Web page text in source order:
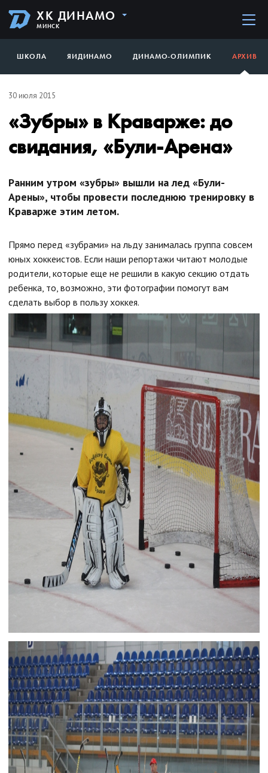
ХК ДИНАМО
МИНСК
ШКОЛА ЯИДИНАМО ДИНАМО-ОЛИМПИК АРХИВ
30 июля 2015
«Зубры» в Краварже: до
свидания, «Були-Арена»
Ранним утром «зубры» вышли на лед «Були-
Арены», чтобы провести последнюю тренировку в
Краварже этим летом.
Прямо перед «зубрами» на льду занималась группа совсем
юных хоккеистов. Если наши репортажи читают молодые
родители, которые еще не решили в какую секцию отдать
ребенка, то, возможно, эти фотографии помогут вам
сделать выбор в пользу хоккея.